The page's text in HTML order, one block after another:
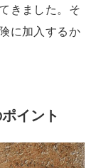
きました。そ
に加入するか
イント